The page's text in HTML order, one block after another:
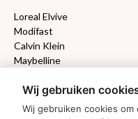
Loreal Elvive
Modifast
Calvin Klein
Maybelline
MONDKAPJES
Wij gebruiken
Wij gebruiken cookies